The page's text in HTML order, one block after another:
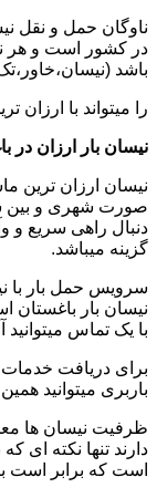
ناوگان حمل و نقل
در کشور است و هر
باشد
را میتواند با ارزان
نیسان بار ارزان در
نیسان ارزان ترین
صورت شهری و بین
دنبال راهی سریع و
گزینه میباشد.
سرویس حمل بار با
نیسان بار
با یک تماس میتوانید
برای دریافت خدمات
باربری میتوانید
دارند تنها نکته ای
است که برابر است با 2 متر طول و 1.65 متر